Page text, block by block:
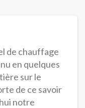
de chauffage
en quelques
sur le
de ce savoir
notre